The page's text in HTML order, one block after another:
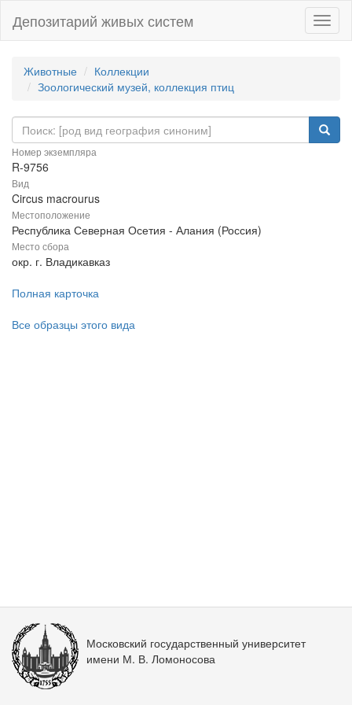
Депозитарий живых систем
Животные
Коллекции
Зоологический музей, коллекция птиц
Номер экземпляра
R-9756
Вид
Circus macrourus
Местоположение
Республика Северная Осетия - Алания (Россия)
Место сбора
окр. г. Владикавказ
Полная карточка
Все образцы этого вида
Московский государственный университет
имени М. В. Ломоносова